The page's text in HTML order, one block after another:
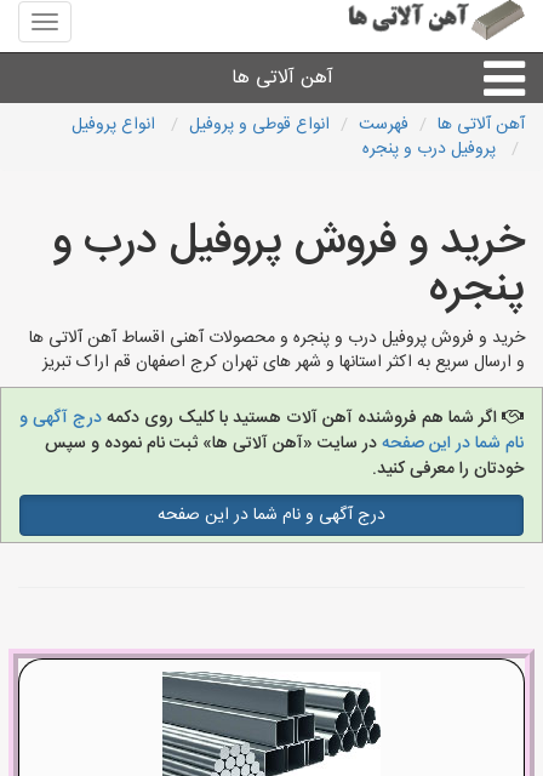
منوی
سایت
آلاتی
آهن آلاتی ها
سایر آهن آلات
آهن آلاتی های شهرها
آهن آلاتی ها فهرست انواع قوطی و پروفیل
انواع پروفیل
پروفیل درب و پنجره
خرید و فروش پروفیل درب و
پنجره
خرید و فروش پروفیل درب و پنجره و محصولات آهنی اقساط آهن آلاتی ها
و ارسال سریع به اکثر استانها و شهر های تهران کرج اصفهان قم اراک تبریز
اگر شما هم فروشنده آهن آلات هستید با کلیک روی دکمهدرج آگهی و
نام شما در این صفحهدر سایت «آهن آلاتی ها» ثبت نام نموده و سپس
خودتان را معرفی کنید.
درج آگهی و نام شما در این صفحه